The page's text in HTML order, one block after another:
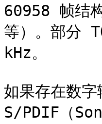
60958 帧结
等）。部分
kHz。
如果存在数
S/PDIF（